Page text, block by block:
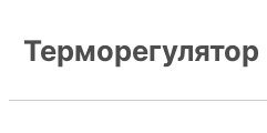
Терморегулятор